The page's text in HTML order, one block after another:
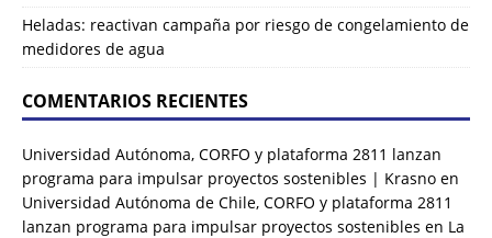
Heladas: reactivan campaña por riesgo de congelamiento de
medidores de agua
COMENTARIOS RECIENTES
Universidad Autónoma, CORFO y plataforma 2811 lanzan
programa para impulsar proyectos sostenibles | Krasno en
Universidad Autónoma de Chile, CORFO y plataforma 2811
lanzan programa para impulsar proyectos sostenibles en La